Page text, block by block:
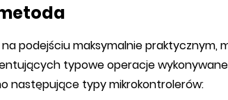
na podejściu maksymalnie praktycznym,
typowe operacje
następujące typy mikrokontrolerów: